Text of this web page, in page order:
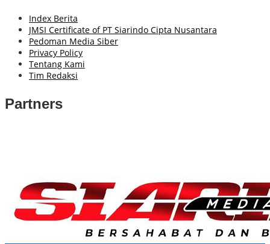
Index Berita
JMSI Certificate of PT Siarindo Cipta Nusantara
Pedoman Media Siber
Privacy Policy
Tentang Kami
Tim Redaksi
Partners